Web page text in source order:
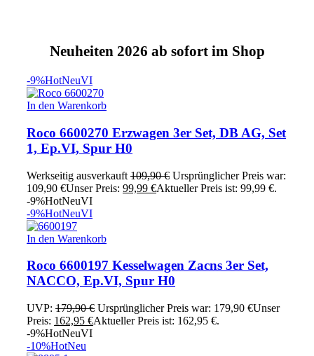
Neuheiten 2026 ab sofort im Shop
-9%HotNeuVI
In den Warenkorb
Roco 6600270 Erzwagen 3er Set, DB AG, Set
1, Ep.VI, Spur H0
Werkseitig ausverkauft 109,90€ Ursprünglicher Preis war:
109,90 €Unser Preis: 99,99 €Aktueller Preis ist: 99,99 €.
-9%HotNeuVI
-9%HotNeuVI
In den Warenkorb
Roco 6600197 Kesselwagen Zacns 3er Set,
NACCO, Ep.VI, Spur H0
UVP: 179,90€ Ursprünglicher Preis war: 179,90 €Unser
Preis: 162,95 €Aktueller Preis ist: 162,95 €.
-9%HotNeuVI
-10%HotNeu